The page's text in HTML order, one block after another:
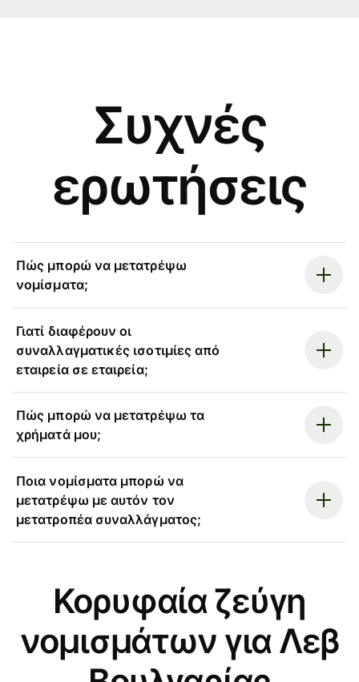
Συχνές
ερωτήσεις
Πώς μπορώ να μετατρέψω
νομίσματα;
Γιατί διαφέρουν οι
συναλλαγματικές ισοτιμίες από
εταιρεία σε εταιρεία;
Πώς μπορώ να μετατρέψω τα
χρήματά μου;
Ποια νομίσματα μπορώ να
μετατρέψω με αυτόν τον
μετατροπέα συναλλάγματος;
Κορυφαία ζεύγη
νομισμάτων για Λεβ